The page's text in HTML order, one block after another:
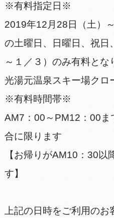
※有料指定日※
2019年12月28日（土）
の土曜日、日曜日、祝日
～１／３）のみ有料とな
光湯元温泉スキー場クロ
※有料時間帯※
AM7：00～PM12：00ま
合に限ります
【お帰りがAM10：30以
す】
上記の日時をご利用の